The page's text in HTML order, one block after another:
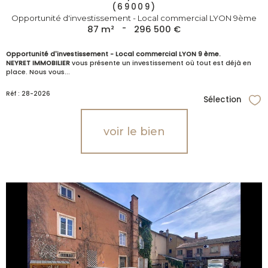
(69009)
Opportunité d'investissement - Local commercial LYON 9ème
87 m² - 296 500 €
Opportunité d'investissement - Local commercial LYON 9 ème.
NEYRET IMMOBILIER vous présente un investissement où tout est déjà en
place. Nous vous...
Réf : 28-2026
Sélection
voir le bien